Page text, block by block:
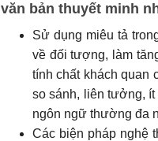
văn bản thuyết minh
Sử dụng miêu tả
về đối tượng, làm
tính chất khách quan
so sánh, liên tưởng, ít
ngôn ngữ thường đa
Các biện pháp nghệ